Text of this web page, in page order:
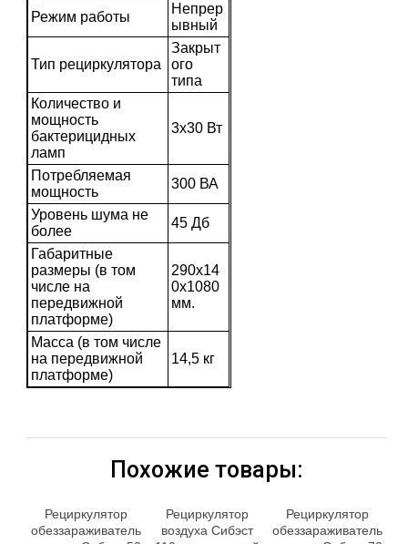
Режим работы
Непрер
ывный
Тип рециркулятора
Закрыт
ого
типа
Количество и
мощность
бактерицидных
ламп
3х30 Вт
Потребляемая
мощность
300 ВА
Уровень шума не
более
45 Дб
Габаритные
размеры (в том
числе на
передвижной
платформе)
290х14
0х1080
мм.
Масса (в том числе
на передвижной
платформе)
14,5 кг
Похожие товары:
Рециркулятор
обеззараживатель
Рециркулятор
воздуха Сибэст
Рециркулятор
обеззараживатель